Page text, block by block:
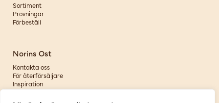
Sortiment
Provningar
Förbeställ
Norins Ost
Kontakta oss
För återförsäljare
Inspiration
Om oss